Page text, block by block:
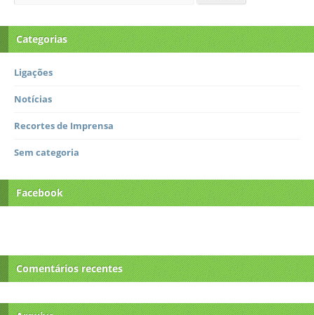
Categorias
Ligações
Notícias
Recortes de Imprensa
Sem categoria
Facebook
Comentários recentes